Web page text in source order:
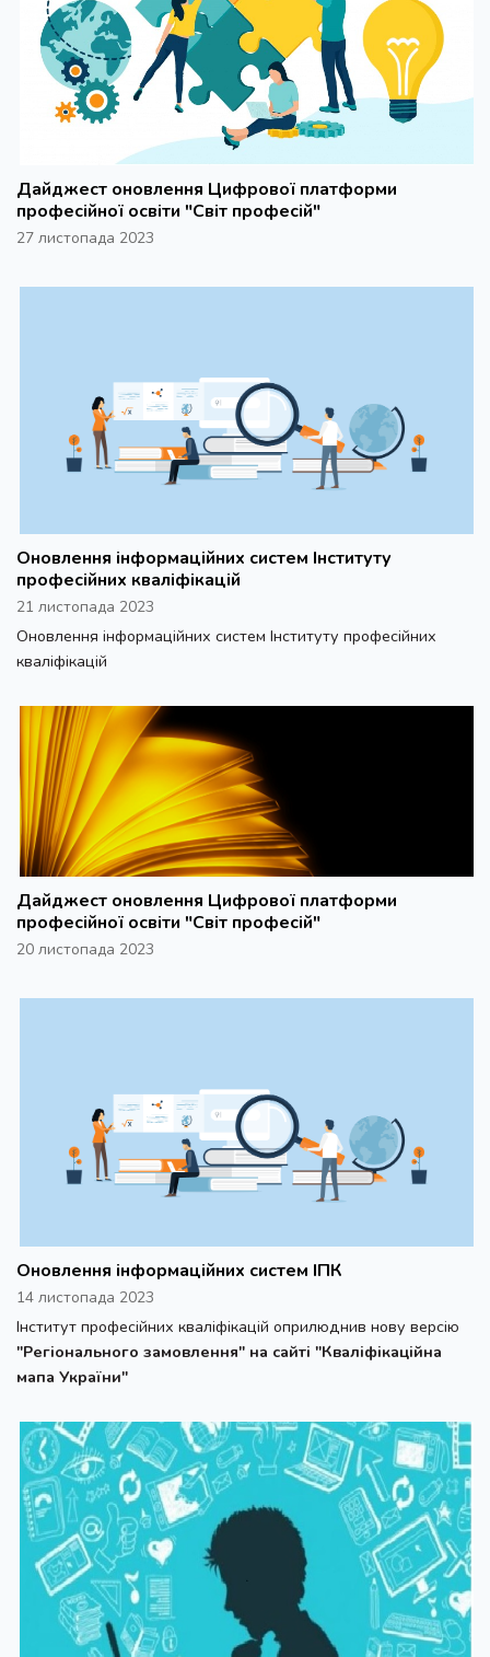
Дайджест оновлення Цифрової платформи
професійної освіти "Світ професій"
27 листопада 2023
Оновлення інформаційних систем Інституту
професійних кваліфікацій
21 листопада 2023
Оновлення інформаційних систем Інституту професійних
кваліфікацій
Дайджест оновлення Цифрової платформи
професійної освіти "Світ професій"
20 листопада 2023
Оновлення інформаційних систем ІПК
14 листопада 2023
Інститут професійних кваліфікацій оприлюднив нову версію
"Регіонального замовлення" на сайті "Кваліфікаційна
мапа України"